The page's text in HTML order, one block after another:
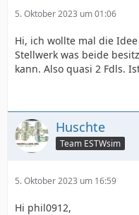
5. Oktober 2023 um 01:06
Hi, ich wollte mal die
Stellwerk was beide
kann. Also quasi 2 Fdls.
Huschte
Team ESTWsim
5. Oktober 2023 um 16:59
Hi phil0912,